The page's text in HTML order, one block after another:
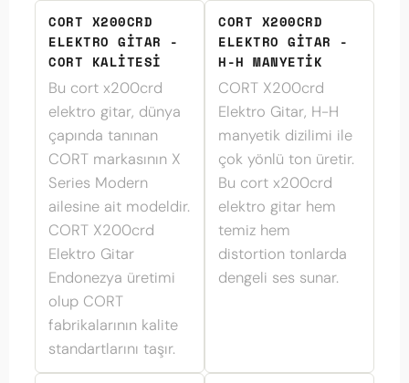
CORT X200CRD
ELEKTRO GITAR -
CORT KALITESI
Bu cort x200crd
elektro gitar, dünya
çapında tanınan
CORT markasının X
Series Modern
ailesine ait modeldir.
CORT X200crd
Elektro Gitar
Endonezya üretimi
olup CORT
fabrikalarının kalite
standartlarını taşır.
CORT X200CRD
ELEKTRO GITAR -
H-H MANYETIK
CORT X200crd
Elektro Gitar, H-H
manyetik dizilimi ile
çok yönlü ton üretir.
Bu cort x200crd
elektro gitar hem
temiz hem
distortion tonlarda
dengeli ses sunar.